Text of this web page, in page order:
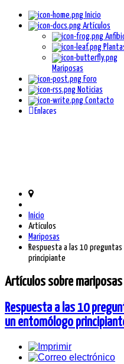
Inicio
Artículos
Mariposas
Foro
Noticias
Contacto
Enlaces
Inicio
Artículos
Mariposas
Respuesta a las 10
principiante
Artículos sobre mariposas
Respuesta a las 10
un entomólogo